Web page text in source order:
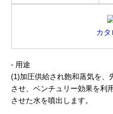
カ
- 用途
(1)加圧供給され飽和蒸気を、
させ、ベンチュリー効果を利
させた水を噴出します。